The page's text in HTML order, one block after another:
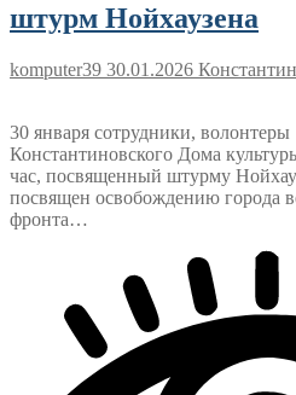
штурм Нойхаузена
komputer39 30.01.2026
30 января сотрудники,
Константиновского Дома
час, посвященный штурму
посвящен освобождению города
фронта…